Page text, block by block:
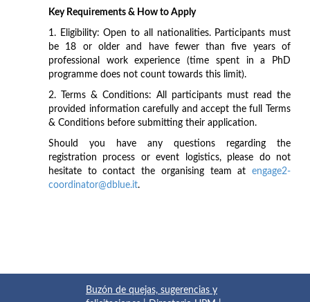
Key Requirements & How to Apply
1. Eligibility: Open to all nationalities. Participants must
be 18 or older and have fewer than five years of
professional work experience (time spent in a PhD
programme does not count towards this limit).
2. Terms & Conditions: All participants must read the
provided information carefully and accept the full Terms
& Conditions before submitting their application.
Should you have any questions regarding the
registration process or event logistics, please do not
hesitate to contact the organising team at engage2-
coordinator@dblue.it.
Buzón de quejas, sugerencias y